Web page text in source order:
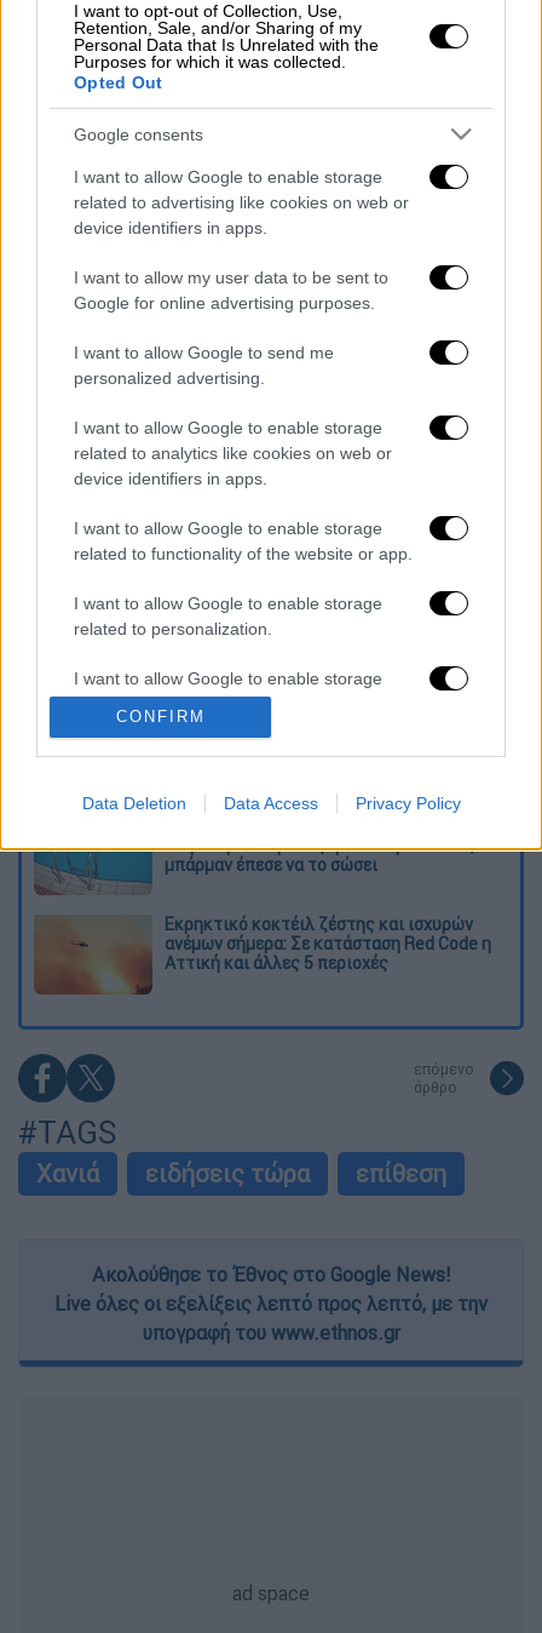
I want to opt-out of Collection, Use,
Retention, Sale, and/or Sharing of my
Personal Data that Is Unrelated with the
Purposes for which it was collected.
Opted Out
Google consents
I want to allow Google to enable storage
related to advertising like cookies on web or
device identifiers in apps.
I want to allow my user data to be sent to
Google for online advertising purposes.
I want to allow Google to send me
personalized advertising.
I want to allow Google to enable storage
related to analytics like cookies on web or
device identifiers in apps.
I want to allow Google to enable storage
related to functionality of the website or app.
I want to allow Google to enable storage
related to personalization.
I want to allow Google to enable storage
related to security, including authentication
user protection.
CONFIRM
Data Deletion Data Access Privacy Policy
Συνελήφθησαν οι δράστες
δράστεςπαλαιστινιακης καταγωγής
επιτέθηκαν στον διανομέα, ηλικίας 35 ετών,
με τον έναν εξ αυτών να προσπάθησε να τον
χτυπήσει με τσεκούρι που έφερε μαζί του
κατά την επίθεση.
θύμακατάφερε να ξεφύγει, ενημέρωσε
την αστυνομία, με αποτέλεσμα να
εντοπιστούν οι δράστες από την ομάδα
ΔΙΑΣ, οι οποίοι είναι γνωστοί των αρχών για
αστυνομικοίεντόπισαν στουςδράστες
ηλικίας 30 και 33 ετών, το τσεκούρι, 3
χαρτοκόπτες και 3 κατσαβίδια.
Από το Μίσιγκαν στον Λευκό Οίκο: Τι
O στρατηγός ήταν σχιζοφρενής, εμμονικός,
πλησίαζε τα 75 όταν τον αντάμωσε η δόξα –
στην Πάρο: Οι γονείς ήταν στη θάλασσα, ο
μπάρμαν έπεσε να το σώσει
Εκρηκτικό κοκτέιλ ζέστης και ισχυρών
ανέμων σήμερα: Σε κατάσταση Red Code η
Αττική και άλλες 5 περιοχές
επόμενο
άρθρο
#TAGS
Χανιά ειδήσεις τώρα επίθεση
Ακολούθησε το Έθνος στο Google News!
Live όλες οι εξελίξεις λεπτό προς λεπτό, με την
υπογραφή του www.ethnos.gr